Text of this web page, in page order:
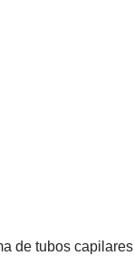
de tubos capilares